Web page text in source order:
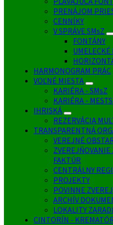
PRENÁJOM
CENNÍKY
V SPRÁVE SMsZ
FONTÁNY
UMELECKÉ
HARMONOGRAM PRÁC
VOĽNÉ MIESTA
KARIÉRA - SMsZ
KARIÉRA -
IHRISKÁ
REZERVÁCIA
TRANSPARENTNÁ
VEREJNÉ
FAKTÚR
CENTRÁLNY
PROJEKTY
POVINNE
ARCHÍV
LOKALITY
CINTORÍN -